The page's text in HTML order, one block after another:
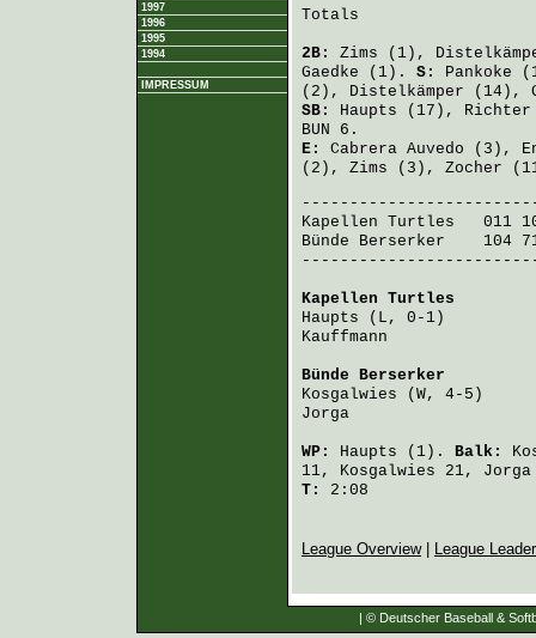
1997
1996
1995
1994
IMPRESSUM
Totals
2B: Zims (1),
Gaedke (1). S: Pankoke
(2), Distelkämper (14),
SB: Haupts (17), Richter
BUN 6.
E: Cabrera Auvedo (3),
(2), Zims (3), Zocher
Kapellen Turtles
011
Bünde Berserker
104
Kapellen Turtles
Haupts (L, 0-1)
Kauffmann
Bünde Berserker
Kosgalwies (W, 4-5)
Jorga
WP: Haupts (1). Balk:
11, Kosgalwies 21, Jorga
T:
2:08
League Overview| League
| © Deutscher Baseball &